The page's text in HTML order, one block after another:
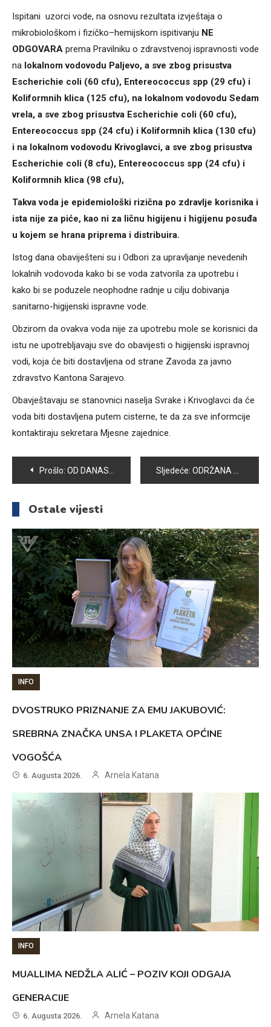
Ispitani uzorci vode, na osnovu rezultata izvještaja o
mikrobiološkom i fizičko–hemijskom ispitivanju NE
ODGOVARA prema Pravilniku o zdravstvenoj ispravnosti vode
na lokalnom vodovodu Paljevo, a sve zbog prisustva
Escherichie coli (60 cfu), Entereococcus spp (29 cfu) i
Koliformnih klica (125 cfu), na lokalnom vodovodu Sedam
vrela, a sve zbog prisustva Escherichie coli (60 cfu),
Entereococcus spp (24 cfu) i Koliformnih klica (130 cfu)
i na lokalnom vodovodu Krivoglavci, a sve zbog prisustva
Escherichie coli (8 cfu), Entereococcus spp (24 cfu) i
Koliformnih klica (98 cfu),
Takva voda je epidemiološki rizična po zdravlje korisnika i
ista nije za piće, kao ni za ličnu higijenu i higijenu posuđa
u kojem se hrana priprema i distribuira.
Istog dana obaviješteni su i Odbori za upravljanje nevedenih
lokalnih vodovoda kako bi se voda zatvorila za upotrebu i
kako bi se poduzele neophodne radnje u cilju dobivanja
sanitarno-higijenski ispravne vode.
Obzirom da ovakva voda nije za upotrebu mole se korisnici da
istu ne upotrebljavaju sve do obavijesti o higijenski ispravnoj
vodi, koja će biti dostavljena od strane Zavoda za javno
zdravstvo Kantona Sarajevo.
Obavještavaju se stanovnici naselja Svrake i Krivoglavci da će
voda biti dostavljena putem cisterne, te da za sve informcije
kontaktiraju sekretara Mjesne zajednice.
Navigacija
članaka
Prošlo: OD DANAS NOVE CIJENE GORIVA NA PUMPAMA U BiH Sljedeće: ODRŽANA KOMEMORACIJA POVODOM SMRTI DIREKTORA OŠ „ZAJKO DELIĆ“ ALMERA BEGIĆA
Ostale vijesti
INFO
DVOSTRUKO PRIZNANJE ZA EMU JAKUBOVIĆ:
SREBRNA ZNAČKA UNSA I PLAKETA OPĆINE
VOGOŠĆA
6. Augusta 2026. Arnela Katana
INFO
MUALLIMA NEDŽLA ALIĆ – POZIV KOJI ODGAJA
GENERACIJE
6. Augusta 2026. Arnela Katana